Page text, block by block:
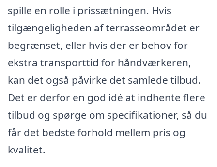
spille en rolle i prissætningen. Hvis
tilgængeligheden af terrasseområdet er
begrænset, eller hvis der er behov for
ekstra transporttid for håndværkeren,
kan det også påvirke det samlede tilbud.
Det er derfor en god idé at indhente flere
tilbud og spørge om specifikationer, så du
får det bedste forhold mellem pris og
kvalitet.